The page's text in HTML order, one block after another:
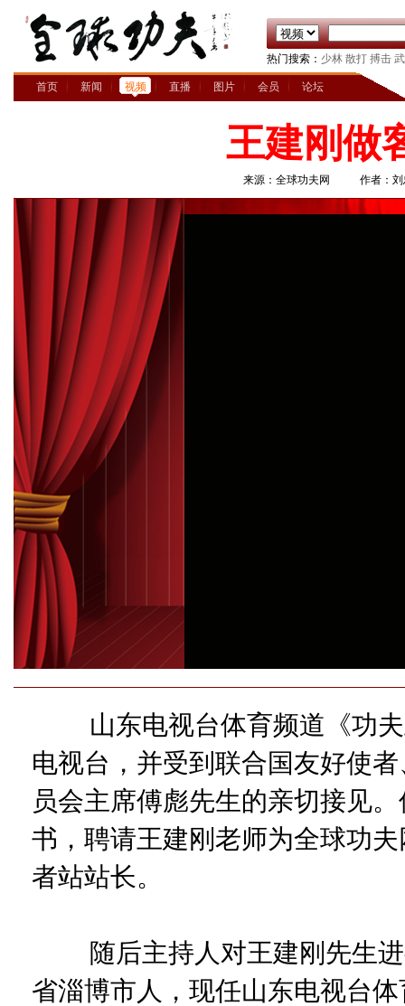
热门搜索： 少林 散打 搏击
首页 新闻 视频 直播 图片 会员 论坛
王建刚做
来源：全球功夫网 作者：
山东电视台体育频道《功夫
电视台，并受到联合国友好使
员会主席傅彪先生的亲切接见
书，聘请王建刚老师为全球功
者站站长。
随后主持人对王建刚先生进
省淄博市人，现任山东电视台